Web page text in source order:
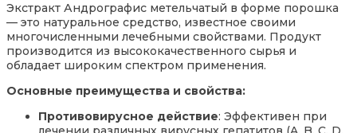
Экстракт Андрографис метельчатый в форме порошка
— это натуральное средство, известное своими
многочисленными лечебными свойствами. Продукт
производится из высококачественного сырья и
обладает широким спектром применения.
Основные преимущества и свойства:
Противовирусное действие: Эффективен при